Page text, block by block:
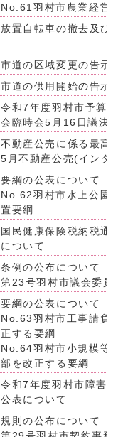
No.61羽村市農業経営強
放置自転車の撤去及び保
市道の区域変更の告示に
市道の供用開始の告示に
令和7年度羽村市予算の
会臨時会5月16日議決分]
不動産公売に係る最高価
5月不動産公売(インタ
要綱の公表について（
No.62羽村市水上公園及
置要綱
国民健康保険税納税通
について
条例の公布について（令
第23号羽村市議会委員
要綱の公表について（
No.63羽村市工事請負契
正する要綱
No.64羽村市小規模等随
部を改正する要綱
令和7年度羽村市障害者
公表について
規則の公布について（